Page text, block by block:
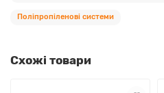
Поліпропіленові системи
Схожі товари